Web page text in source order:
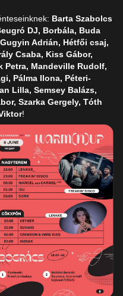
Barta Szabolcs
DJ, Borbála, Buda
Adrián, Hétfői csaj,
Csaba, Kiss Gábor,
Petra, Mandeville Rudolf,
Pálma Ilona, Péteri-
Lilla, Semsey Balázs,
Szarka Gergely, Tóth
!